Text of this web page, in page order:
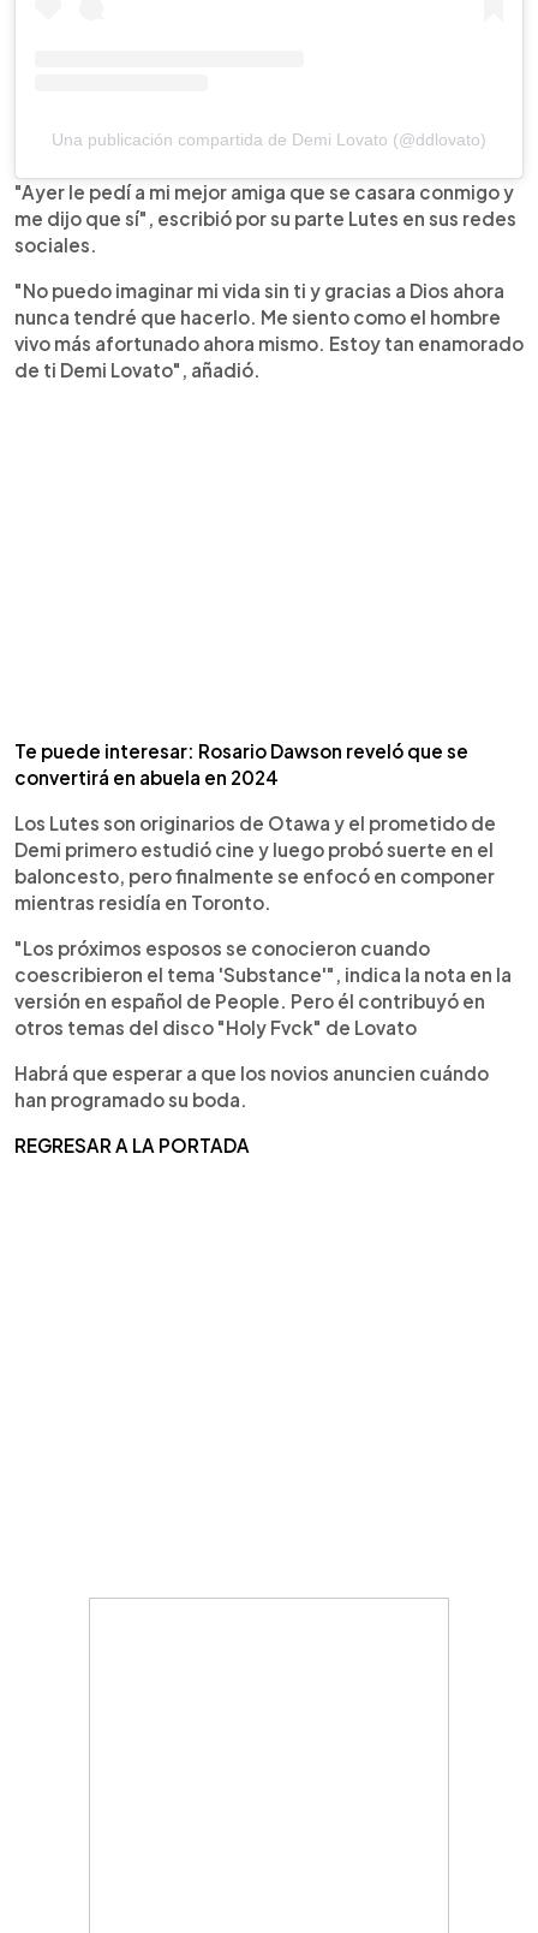
Una publicación compartida de Demi Lovato (@ddlovato)
"Ayer le pedí a mi mejor amiga que se casara conmigo y
me dijo que sí", escribió por su parte Lutes en sus redes
sociales.
"No puedo imaginar mi vida sin ti y gracias a Dios ahora
nunca tendré que hacerlo. Me siento como el hombre
vivo más afortunado ahora mismo. Estoy tan enamorado
de ti Demi Lovato", añadió.
Te puede interesar: Rosario Dawson reveló que se
convertirá en abuela en 2024
Los Lutes son originarios de Otawa y el prometido de
Demi primero estudió cine y luego probó suerte en el
baloncesto, pero finalmente se enfocó en componer
mientras residía en Toronto.
"Los próximos esposos se conocieron cuando
coescribieron el tema 'Substance'", indica la nota en la
versión en español de People. Pero él contribuyó en
otros temas del disco "Holy Fvck" de Lovato
Habrá que esperar a que los novios anuncien cuándo
han programado su boda.
REGRESAR A LA PORTADA